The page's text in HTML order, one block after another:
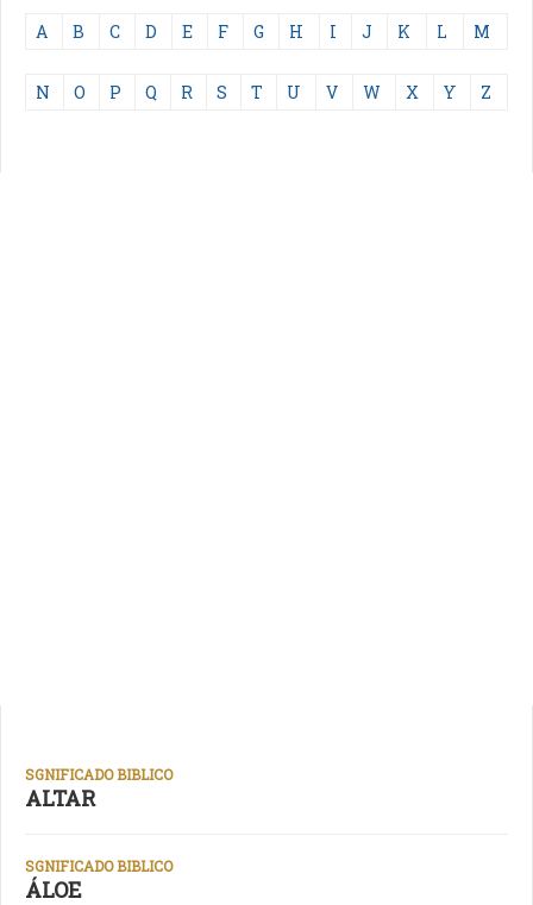
A B C D E F G H I J K L M
N O P Q R S T U V W X Y Z
SGNIFICADO BIBLICO
ALTAR
SGNIFICADO BIBLICO
ÁLOE